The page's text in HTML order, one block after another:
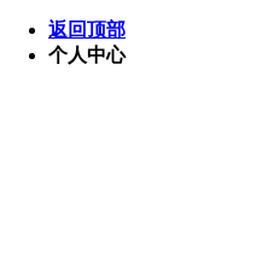
返回顶部
个人中心